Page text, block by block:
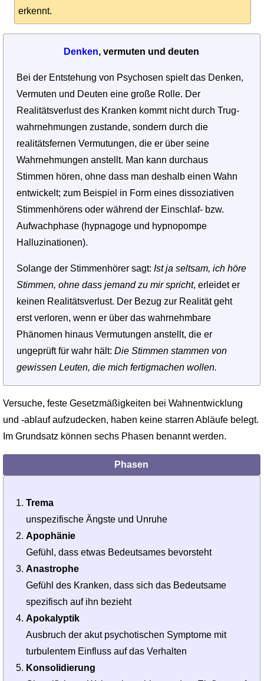
erkennt.
Denken, vermuten und deuten
Bei der Entstehung von Psychosen spielt das Denken,
Vermuten und Deuten eine große Rolle. Der
Realitätsverlust des Kranken kommt nicht durch Trug­
wahrnehmungen zustande, sondern durch die
realitätsfernen Vermutungen, die er über seine
Wahrnehmungen anstellt. Man kann durchaus
Stimmen hören, ohne dass man deshalb einen Wahn
entwickelt; zum Beispiel in Form eines dissoziativen
Stimmenhörens oder während der Einschlaf- bzw.
Aufwachphase (hypnagoge und hypnopompe
Halluzinationen).
Solange der Stimmenhörer sagt:Ist ja seltsam, ich höre
Stimmen, ohne dass jemand zu mir spricht, erleidet er
keinen Realitätsver­lust. Der Bezug zur Realität geht
erst verloren, wenn er über das wahrnehmbare
Phänomen hinaus Vermutungen anstellt, die er
ungeprüft für wahr hält:Die Stimmen stammen von
gewissen Leuten, die mich fertigmachen wollen.
Versuche, feste Gesetzmäßigkeiten bei Wahnentwicklung
und -ablauf aufzudecken, haben keine starren Abläufe belegt.
Im Grundsatz können sechs Phasen benannt werden.
Phasen
Trema
unspezifische Ängste und Unruhe
Apophänie
Gefühl, dass etwas Bedeutsames bevorsteht
Anastrophe
Gefühl des Kranken, dass sich das Bedeutsame
spezifisch auf ihn bezieht
Apokalyptik
Ausbruch der akut psychotischen Symptome mit
turbulentem Einfluss auf das Verhalten
Konsolidierung